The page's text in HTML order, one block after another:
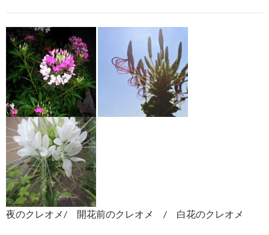
夜のクレオメ/ 開花前のクレオメ / 白花のクレオメ